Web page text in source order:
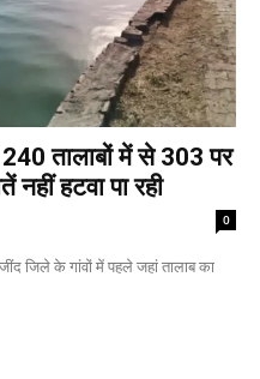
तालाबों में से 303 पर
हटवा पा रही
0
जिले के गांवों में पहले जहां तालाब का